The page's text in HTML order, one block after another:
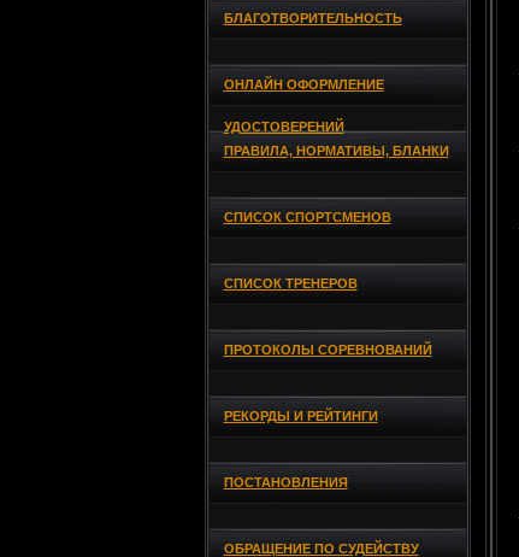
БЛАГОТВОРИТЕЛЬНОСТЬ
ОНЛАЙН ОФОРМЛЕНИЕ
УДОСТОВЕРЕНИЙ
ПРАВИЛА, НОРМАТИВЫ, БЛАНКИ
СПИСОК СПОРТСМЕНОВ
СПИСОК ТРЕНЕРОВ
ПРОТОКОЛЫ СОРЕВНОВАНИЙ
РЕКОРДЫ И РЕЙТИНГИ
ПОСТАНОВЛЕНИЯ
ОБРАЩЕНИЕ ПО СУДЕЙСТВУ